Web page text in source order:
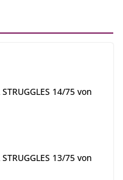
STRUGGLES 14/75 von
STRUGGLES 13/75 von